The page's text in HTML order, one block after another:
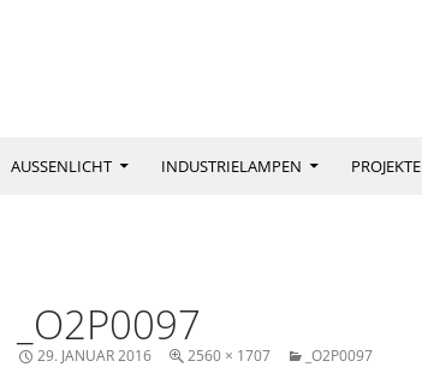
AUSSENLICHT INDUSTRIELAMPEN PROJEKTE
_O2P0097
29. JANUAR 2016 2560 × 1707 _O2P0097